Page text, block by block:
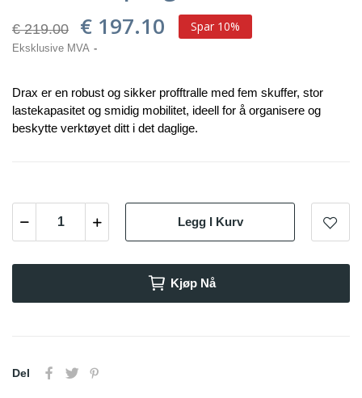
€ 219.00 € 197.10 Spar 10%
Eksklusive MVA
Drax er en robust og sikker profftralle med fem skuffer, stor
lastekapasitet og smidig mobilitet, ideell for å organisere og
beskytte verktøyet ditt i det daglige.
Legg I Kurv
Kjøp Nå
Del